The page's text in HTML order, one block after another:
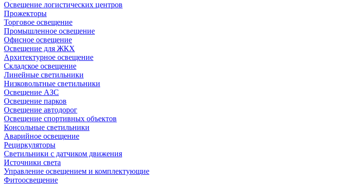
Освещение логистических центров
Прожекторы
Торговое освещение
Промышленное освещение
Офисное освещение
Освещение для ЖКХ
Архитектурное освещение
Складское освещение
Линейные светильники
Низковольтные светильники
Освещение АЗС
Освещение парков
Освещение автодорог
Освещение спортивных объектов
Консольные светильники
Аварийное освещение
Рециркуляторы
Светильники с датчиком движения
Источники света
Управление освещением и комплектующие
Фитоосвещение